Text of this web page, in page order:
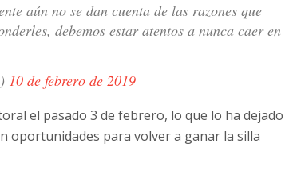
aún no se dan cuenta de las razones que
debemos estar atentos a nunca caer en
10 de febrero de 2019
el pasado 3 de febrero, lo que lo ha dejado
oportunidades para volver a ganar la silla